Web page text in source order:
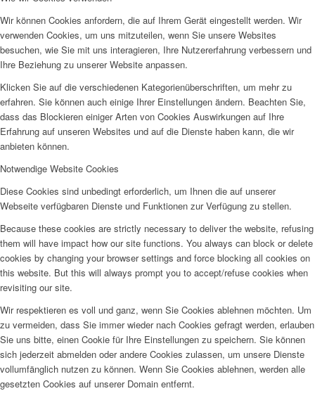
Wir können Cookies anfordern, die auf Ihrem Gerät eingestellt werden. Wir
verwenden Cookies, um uns mitzuteilen, wenn Sie unsere Websites
besuchen, wie Sie mit uns interagieren, Ihre Nutzererfahrung verbessern und
Ihre Beziehung zu unserer Website anpassen.
Klicken Sie auf die verschiedenen Kategorienüberschriften, um mehr zu
erfahren. Sie können auch einige Ihrer Einstellungen ändern. Beachten Sie,
dass das Blockieren einiger Arten von Cookies Auswirkungen auf Ihre
Erfahrung auf unseren Websites und auf die Dienste haben kann, die wir
anbieten können.
Notwendige Website Cookies
Diese Cookies sind unbedingt erforderlich, um Ihnen die auf unserer
Webseite verfügbaren Dienste und Funktionen zur Verfügung zu stellen.
Because these cookies are strictly necessary to deliver the website, refusing
them will have impact how our site functions. You always can block or delete
cookies by changing your browser settings and force blocking all cookies on
this website. But this will always prompt you to accept/refuse cookies when
revisiting our site.
Wir respektieren es voll und ganz, wenn Sie Cookies ablehnen möchten. Um
zu vermeiden, dass Sie immer wieder nach Cookies gefragt werden, erlauben
Sie uns bitte, einen Cookie für Ihre Einstellungen zu speichern. Sie können
sich jederzeit abmelden oder andere Cookies zulassen, um unsere Dienste
vollumfänglich nutzen zu können. Wenn Sie Cookies ablehnen, werden alle
gesetzten Cookies auf unserer Domain entfernt.